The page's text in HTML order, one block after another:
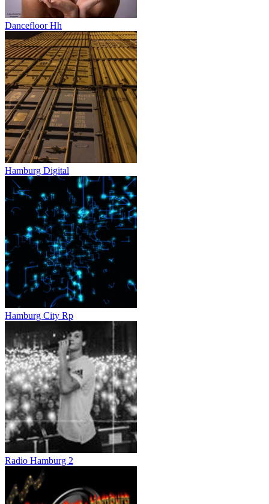
Dancefloor Hh
Hamburg Digital
Hamburg City Rp
Radio Hamburg 2